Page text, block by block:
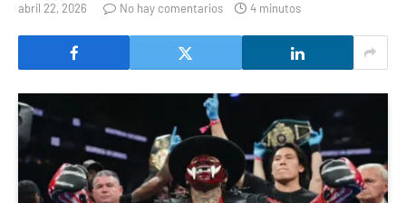
abril 22, 2026 No hay comentarios 4 minutos